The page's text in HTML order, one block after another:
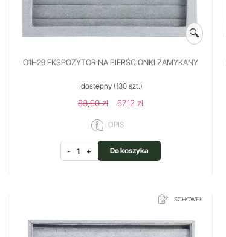
🔍
O1H29 EKSPOZYTOR NA PIERŚCIONKI ZAMYKANY
dostępny (130 szt.)
83,90 zł 67,12 zł
OPIS
- + Do koszyka
SCHOWEK